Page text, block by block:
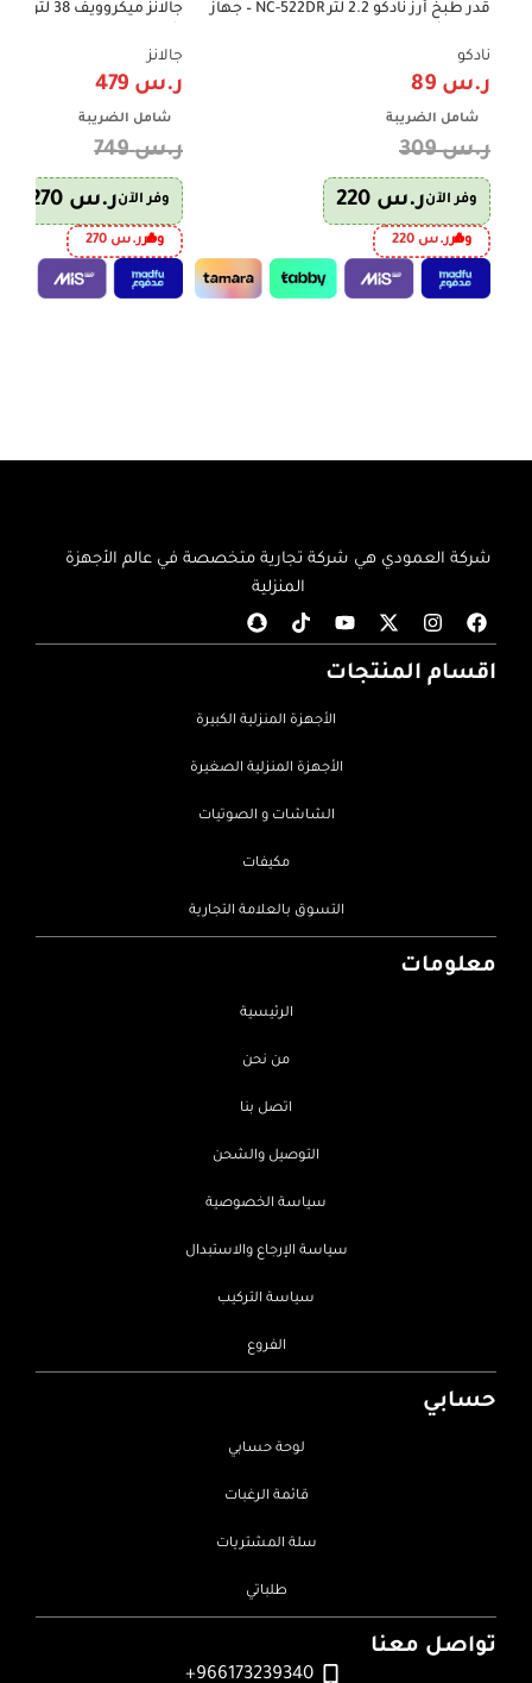
-71%
قدر طبخ أرز نادكو 2.2 لتر NC-522DR – جهاز
نادكو
ر.س
شامل الضريبة
ر.س309
وفر الآنر.س
وفرر.س 220
-36%
جالانز
ر.س
شامل الضريبة
ر.س749
وفر الآنر.س
وفرر.س 270
شركة العمودي هي شركة تجارية متخصصة في عالم الأجهزة
المنزلية
اقسام المنتجات
الأجهزة المنزلية الكبيرة
الأجهزة المنزلية الصغيرة
الشاشات و الصوتيات
مكيفات
التسوق بالعلامة التجارية
معلومات
الرئيسية
من نحن
اتصل بنا
التوصيل والشحن
سياسة الخصوصية
سياسة الإرجاع والاستبدال
سياسة التركيب
الفروع
حسابي
لوحة حسابي
قائمة الرغبات
سلة المشتريات
طلباتي
تواصل معنا
966173239340+